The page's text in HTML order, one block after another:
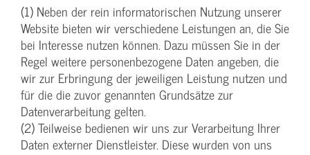
(1) Neben der rein informatorischen Nutzung unserer
Website bieten wir verschiedene Leistungen an, die Sie
bei Interesse nutzen können. Dazu müssen Sie in der
Regel weitere personenbezogene Daten angeben, die
wir zur Erbringung der jeweiligen Leistung nutzen und
für die die zuvor genannten Grundsätze zur
Datenverarbeitung gelten.
(2) Teilweise bedienen wir uns zur Verarbeitung Ihrer
Daten externer Dienstleister. Diese wurden von uns